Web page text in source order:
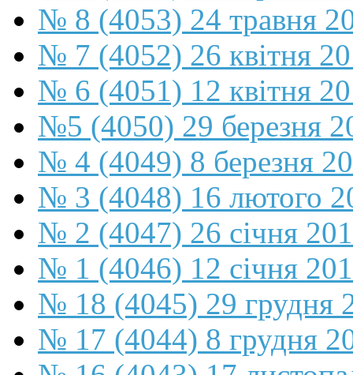
№ 8 (4053) 24 травня
№ 7 (4052) 26 квітня
№ 6 (4051) 12 квітня
№5 (4050) 29 березня
№ 4 (4049) 8 березня
№ 3 (4048) 16 лютого
№ 2 (4047) 26 січня
№ 1 (4046) 12 січня
№ 18 (4045) 29 грудня
№ 17 (4044) 8 грудня